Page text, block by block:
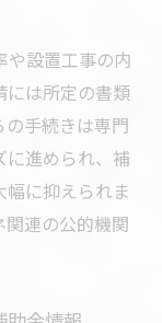
や設置工事の内
には所定の書類
手続きは専門
に進められ、補
に抑えられま
連の公的機関